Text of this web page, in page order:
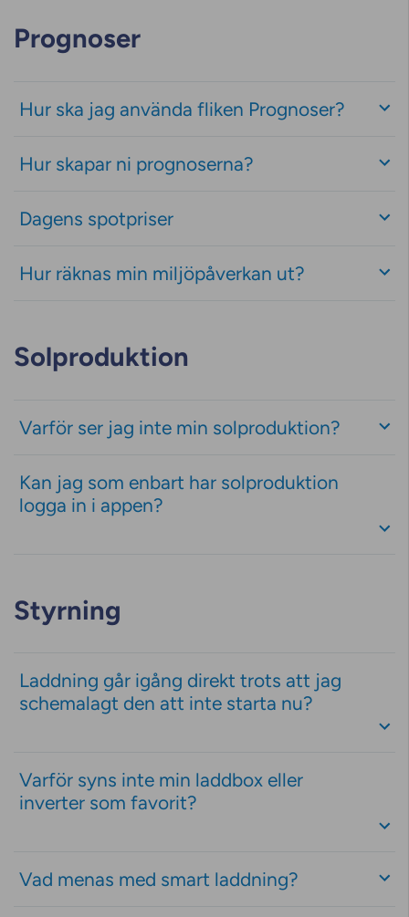
Prognoser
Hur ska jag använda fliken Prognoser?
Hur skapar ni prognoserna?
Dagens spotpriser
Hur räknas min miljöpåverkan ut?
Solproduktion
Varför ser jag inte min solproduktion?
Kan jag som enbart har solproduktion
logga in i appen?
Styrning
Laddning går igång direkt trots att jag
schemalagt den att inte starta nu?
Varför syns inte min laddbox eller
inverter som favorit?
Vad menas med smart laddning?